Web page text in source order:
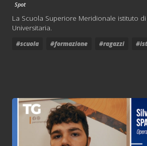
Spot
La Scuola Superiore Meridionale istituto
Universitaria.
#scuola #formazione #ragazzi